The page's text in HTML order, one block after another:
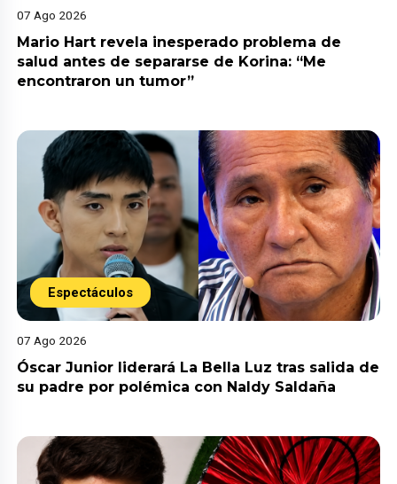
07 Ago 2026
Mario Hart revela inesperado problema de
salud antes de separarse de Korina: “Me
encontraron un tumor”
Espectáculos
07 Ago 2026
Óscar Junior liderará La Bella Luz tras salida de
su padre por polémica con Naldy Saldaña